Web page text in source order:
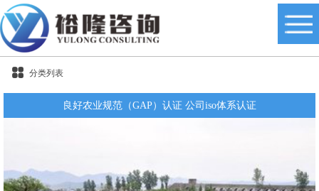
分类列表
良好农业规范（GAP）认证 公司iso体系认证